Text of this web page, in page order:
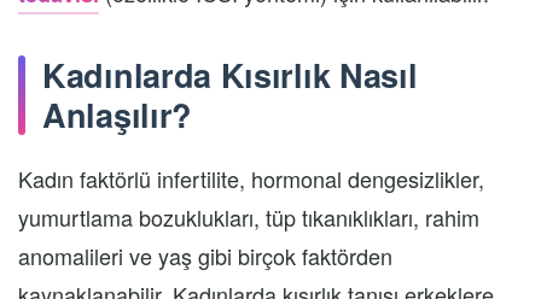
Kadınlarda Kısırlık Nasıl
Anlaşılır?
Kadın faktörlü infertilite, hormonal dengesizlikler,
yumurtlama bozuklukları, tüp tıkanıklıkları, rahim
anomalileri ve yaş gibi birçok faktörden